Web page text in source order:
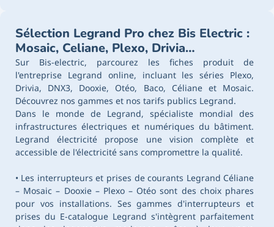
nous proposons également une gamme étanche pour
l'extérieur.
Choisir le catalogue Legrand Électricité, c'est opter pour
une assurance de qualité, des prix compétitifs et une
innovation constante. Que vous soyez un professionnel
chevronné ou un amateur éclairé, le catalogue Legrand
Électrique vous propose des fonctionnalités essentielles
pour tous vos projets électriques et numériques.
Le catalogue Legrand Isère, accessible via le e-catalogue
Legrand France sur bis-electric, met en lumière la
diversité de l'appareillage en saillie et encastré Legrand,
de l'appareillage modulaire Legrand. Ces produits sont
conçus pour une intégration harmonieuse dans tous les
types d'intérieurs, promettant non seulement la
Sélection Legrand Pro chez Bis Electric :
Mosaic, Celiane, Plexo, Drivia…
Sur Bis-electric, parcourez les fiches produit de
l'entreprise Legrand online, incluant les séries Plexo,
Drivia, DNX3, Dooxie, Otéo, Baco, Céliane et Mosaic.
Découvrez nos gammes et nos tarifs publics Legrand.
Dans le monde de Legrand, spécialiste mondial des
infrastructures électriques et numériques du bâtiment.
Legrand électricité propose une vision complète et
accessible de l'électricité sans compromettre la qualité.
• Les interrupteurs et prises de courants Legrand Céliane
– Mosaic – Dooxie – Plexo – Otéo sont des choix phares
pour vos installations. Ses gammes d'interrupteurs et
prises du E-catalogue Legrand s'intègrent parfaitement